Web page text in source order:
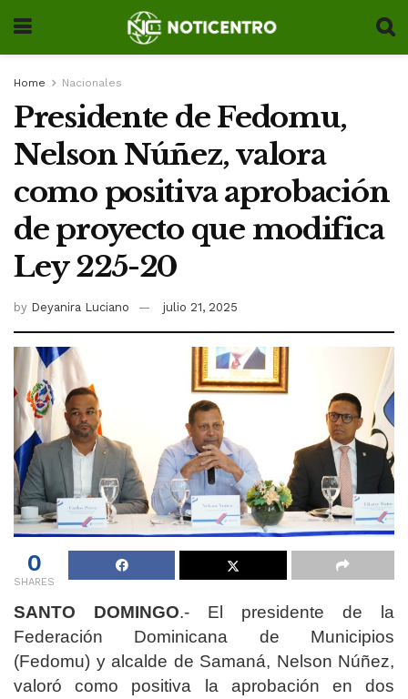
Home Nacionales
Presidente de Fedomu,
Nelson Núñez, valora
como positiva aprobación
de proyecto que modifica
Ley 225-20
by Deyanira Luciano julio 21, 2025
0
SHARES
SANTO DOMINGO.- El presidente de la
Federación Dominicana de Municipios
(Fedomu) y alcalde de Samaná, Nelson Núñez,
valoró como positiva la aprobación en dos